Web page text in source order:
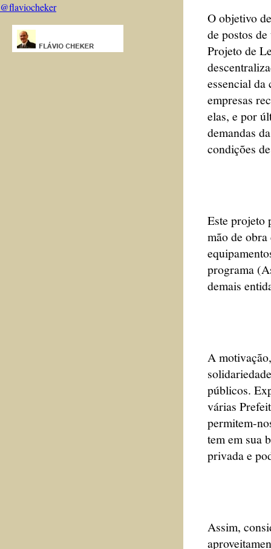
@flaviocheker
O objetivo
de postos
Projeto de
essencial
empresas
elas, e por
demandas
condições
Este projeto
mão de
programa
demais
A
públicos.
várias
permitem-
tem em sua
privada e
Assim,